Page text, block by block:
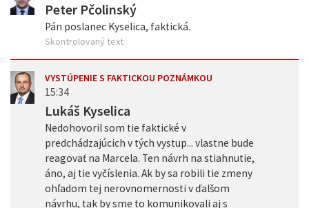
Peter Pčolinský
Pán poslanec Kyselica, faktická.
Skontrolovaný text
VYSTÚPENIE S FAKTICKOU POZNÁMKOU
15:34
Lukáš Kyselica
Nedohovoril som tie faktické v
predchádzajúcich v tých vystup... vlastne bude
reagovať na Marcela. Ten návrh na stiahnutie,
áno, aj tie vyčíslenia. Ak by sa robili tie zmeny
ohľadom tej nerovnomernosti v ďalšom
návrhu, tak by sme to komunikovali aj s